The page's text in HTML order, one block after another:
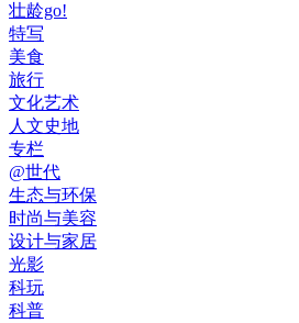
壮龄go!
特写
美食
旅行
文化艺术
人文史地
专栏
@世代
生态与环保
时尚与美容
设计与家居
光影
科玩
科普